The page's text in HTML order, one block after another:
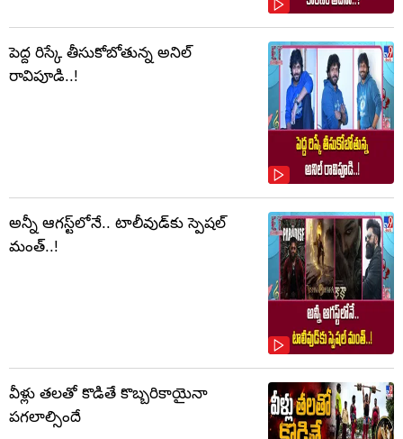
పెద్ద రిస్కే తీసుకోబోతున్న అనిల్
రావిపూడి..!
అన్నీ ఆగస్ట్‌లోనే.. టాలీవుడ్‌కు స్పెషల్
మంత్..!
వీళ్లు తలతో కొడితే కొబ్బరికాయైనా
పగలాల్సిందే